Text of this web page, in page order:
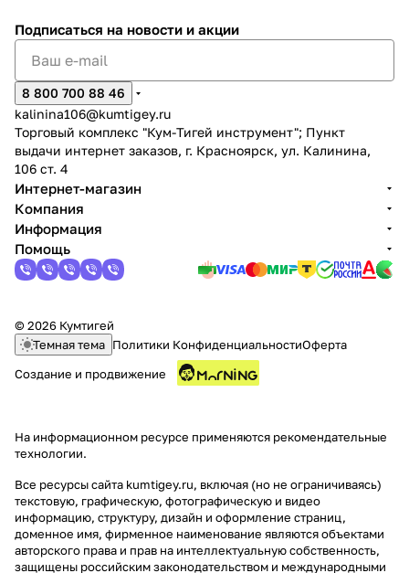
Подписаться на новости и акции
8 800 700 88 46
kalinina106@kumtigey.ru
Торговый комплекс "Кум-Тигей инструмент"; Пункт
выдачи интернет заказов, г. Красноярск, ул. Калинина,
106 ст. 4
Интернет-магазин
Компания
Информация
Помощь
© 2026 Кумтигей
Темная тема Политики КонфиденциальностиОферта
Создание и продвижение
На информационном ресурсе применяются рекомендательные
технологии.
Все ресурсы сайта kumtigey.ru, включая (но не ограничиваясь)
текстовую, графическую, фотографическую и видео
информацию, структуру, дизайн и оформление страниц,
доменное имя, фирменное наименование являются объектами
авторского права и прав на интеллектуальную собственность,
защищены российским законодательством и международными